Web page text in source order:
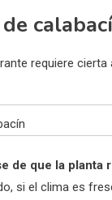
requiere
de que la planta
si el clima es